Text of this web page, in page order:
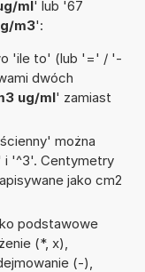
ml' lub '67
m3':
'ile to' (lub '=' / '-
dwóch
ug/ml' zamiast
można
i '^3'. Centymetry
jako cm2
podstawowe
(*, x),
(-),